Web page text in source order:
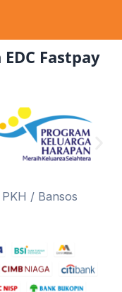
Fastpay
PKH / Bansos